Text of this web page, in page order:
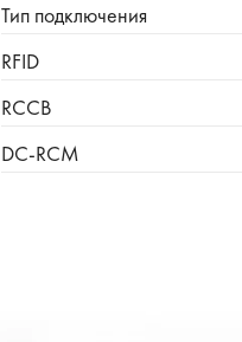
Тип подключения
RFID
RCCB
DC-RCM